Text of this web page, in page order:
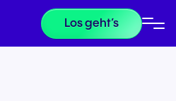
Los geht’s